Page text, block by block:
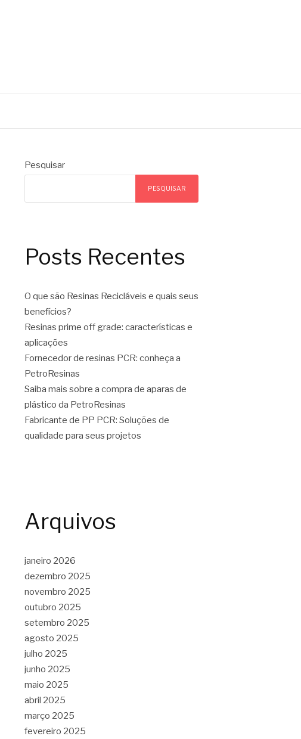
Pesquisar
PESQUISAR
Posts Recentes
O que são Resinas Recicláveis e quais seus
benefícios?
Resinas prime off grade: características e
aplicações
Fornecedor de resinas PCR: conheça a
PetroResinas
Saiba mais sobre a compra de aparas de
plástico da PetroResinas
Fabricante de PP PCR: Soluções de
qualidade para seus projetos
Arquivos
janeiro 2026
dezembro 2025
novembro 2025
outubro 2025
setembro 2025
agosto 2025
julho 2025
junho 2025
maio 2025
abril 2025
março 2025
fevereiro 2025